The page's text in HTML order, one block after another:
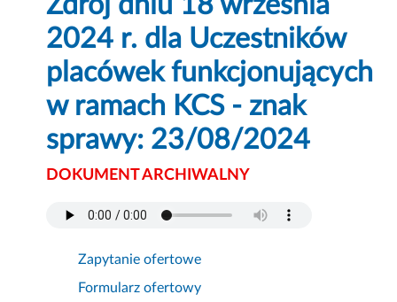
2024 r. dla Uczestników
placówek funkcjonujących
w ramach KCS - znak
sprawy: 23/08/2024
DOKUMENT ARCHIWALNY
Zapytanie ofertowe
Formularz ofertowy